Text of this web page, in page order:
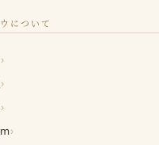
について
›
›
›
›